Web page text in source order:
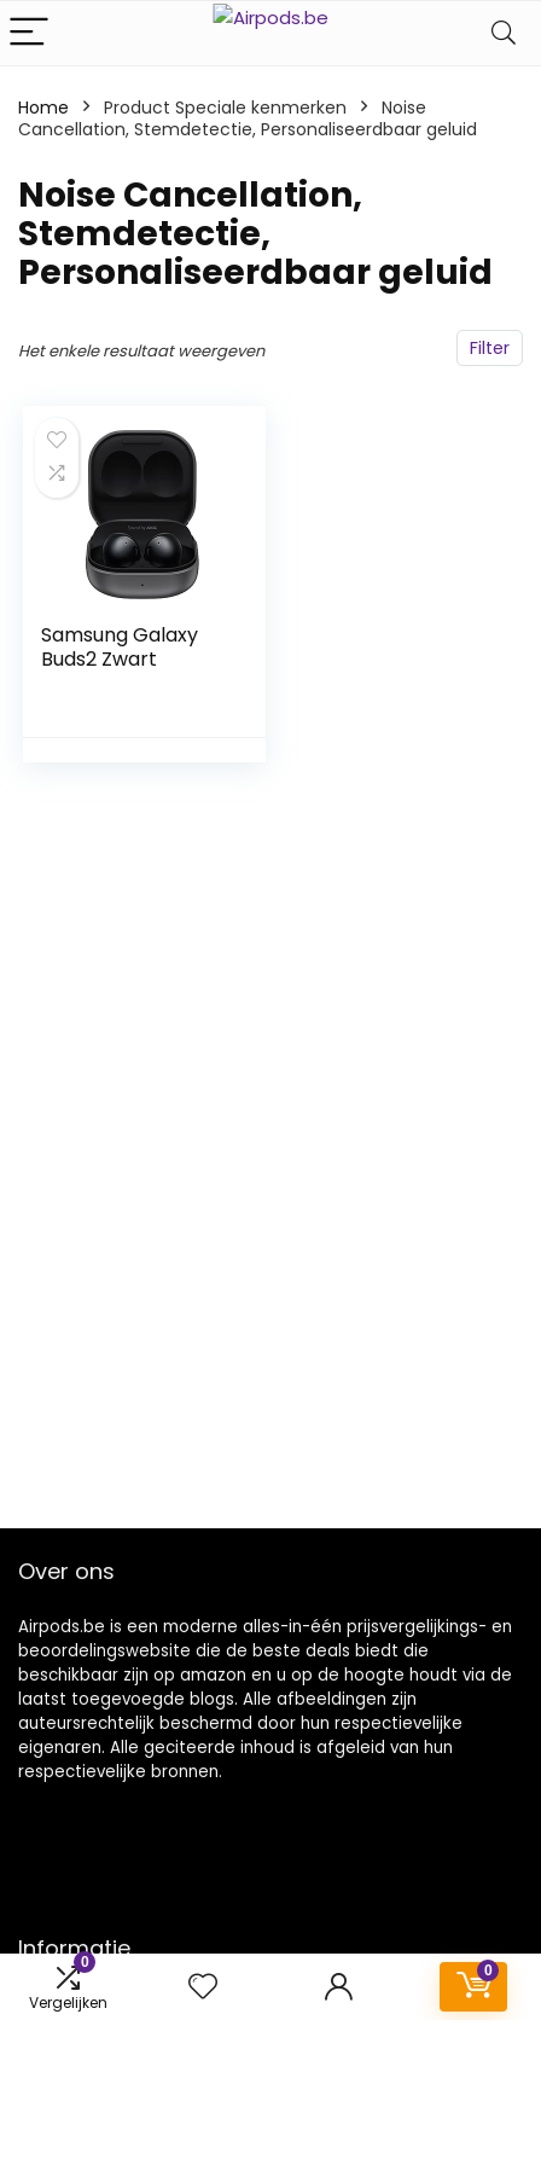
0
Vergelijken
0
Home Product Speciale kenmerken
‎Noise
Cancellation, Stemdetectie, Personaliseerdbaar geluid
‎Noise Cancellation,
Stemdetectie,
Personaliseerdbaar geluid
Filter
Het enkele resultaat weergeven
Samsung Galaxy
Buds2 Zwart
Over ons
Airpods.be is een moderne alles-in-één prijsvergelijkings- en
beoordelingswebsite die de beste deals biedt die
beschikbaar zijn op amazon en u op de hoogte houdt via de
laatst toegevoegde blogs. Alle afbeeldingen zijn
auteursrechtelijk beschermd door hun respectievelijke
eigenaren. Alle geciteerde inhoud is afgeleid van hun
respectievelijke bronnen.
Informatie
Contact